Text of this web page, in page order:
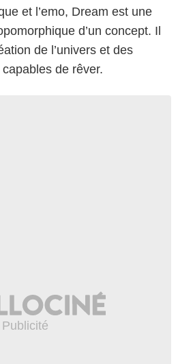
et l’emo, Dream est une
d’un concept. Il
de l’univers et des
de rêver.